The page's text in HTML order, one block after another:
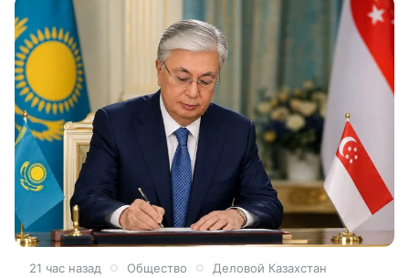
дальнейшем развитии двусторонних отношений.
21 час назад Общество Деловой Казахстан